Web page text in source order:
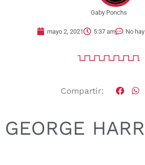
Gaby Ponchs
mayo 2, 2021 5:37 am No
Compartir:
GEORGE